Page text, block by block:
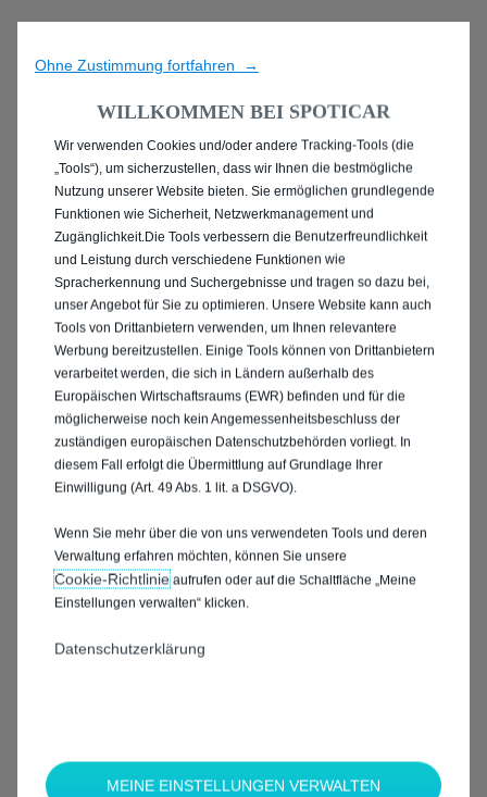
ENTDECKEN SIE ALLE
PEUGEOT 2008 MIT
ELEKTRO ANTRIEB IN
HILDESHEIM
Ohne Zustimmung fortfahren →
WILLKOMMEN BEI SPOTICAR
Wir verwenden Cookies und/oder andere Tracking-Tools (die
„Tools“), um sicherzustellen, dass wir Ihnen die bestmögliche
Nutzung unserer Website bieten. Sie ermöglichen grundlegende
Funktionen wie Sicherheit, Netzwerkmanagement und
Zugänglichkeit.Die Tools verbessern die Benutzerfreundlichkeit
und Leistung durch verschiedene Funktionen wie
Spracherkennung und Suchergebnisse und tragen so dazu bei,
unser Angebot für Sie zu optimieren. Unsere Website kann auch
Tools von Drittanbietern verwenden, um Ihnen relevantere
Werbung bereitzustellen. Einige Tools können von Drittanbietern
verarbeitet werden, die sich in Ländern außerhalb des
Europäischen Wirtschaftsraums (EWR) befinden und für die
möglicherweise noch kein Angemessenheitsbeschluss der
zuständigen europäischen Datenschutzbehörden vorliegt. In
diesem Fall erfolgt die Übermittlung auf Grundlage Ihrer
Einwilligung (Art. 49 Abs. 1 lit. a DSGVO).
Wenn Sie mehr über die von uns verwendeten Tools und deren
Verwaltung erfahren möchten, können Sie unsere
Cookie‑Richtlinieaufrufen oder auf die Schaltfläche „Meine
Einstellungen verwalten“ klicken.
Datenschutzerklärung
MEINE EINSTELLUNGEN VERWALTEN